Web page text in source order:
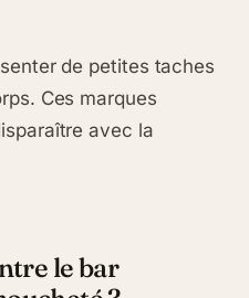
de petites taches
Ces marques
avec la
le bar